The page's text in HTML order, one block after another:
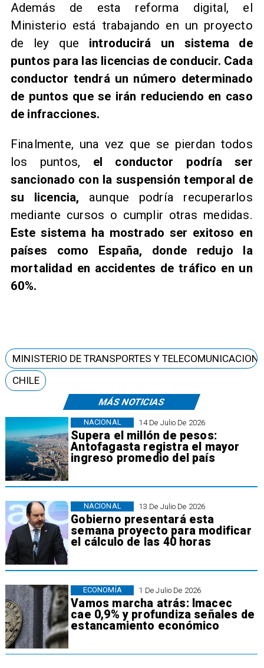
Además de esta reforma digital, el
Ministerio está trabajando en un proyecto
de ley que introducirá un sistema de
puntos para las licencias de conducir. Cada
conductor tendrá un número determinado
de puntos que se irán reduciendo en caso
de infracciones.
Finalmente, una vez que se pierdan todos
los puntos, el conductor podría ser
sancionado con la suspensión temporal de
su licencia, aunque podría recuperarlos
mediante cursos o cumplir otras medidas.
Este sistema ha mostrado ser exitoso en
países como España, donde redujo la
mortalidad en accidentes de tráfico en un
60%.
MÁS NOTICIAS
14 De Julio De 2026
Supera el millón de pesos:
Antofagasta registra el mayor
ingreso promedio del país
NACIONAL
13 De Julio De 2026
Gobierno presentará esta
semana proyecto para modificar
el cálculo de las 40 horas
NACIONAL
1 De Julio De 2026
Vamos marcha atrás: Imacec
cae 0,9% y profundiza señales de
estancamiento económico
ECONOMÍA
MINISTERIO DE TRANSPORTES Y
CHILE